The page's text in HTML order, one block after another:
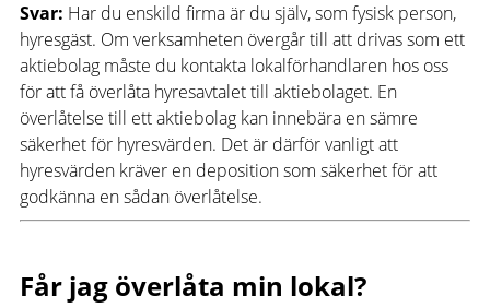
Svar: Har du enskild firma är du själv, som fysisk person,
hyresgäst. Om verksamheten övergår till att drivas som ett
aktiebolag måste du kontakta lokalförhandlaren hos oss
för att få överlåta hyresavtalet till aktiebolaget. En
överlåtelse till ett aktiebolag kan innebära en sämre
säkerhet för hyresvärden. Det är därför vanligt att
hyresvärden kräver en deposition som säkerhet för att
godkänna en sådan överlåtelse.
Får jag överlåta min lokal?